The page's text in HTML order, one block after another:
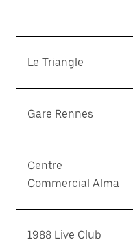
Le Triangle
Gare Rennes
Centre
Commercial Alma
1988 Live Club